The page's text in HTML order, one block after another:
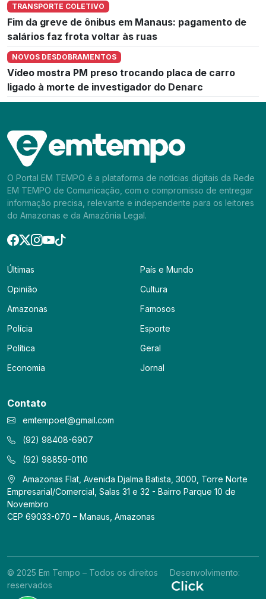
TRANSPORTE COLETIVO
Fim da greve de ônibus em Manaus: pagamento de
salários faz frota voltar às ruas
NOVOS DESDOBRAMENTOS
Vídeo mostra PM preso trocando placa de carro
ligado à morte de investigador do Denarc
O Portal EM TEMPO é a plataforma de notícias digitais da Rede
EM TEMPO de Comunicação, com o compromisso de entregar
informação precisa, relevante e independente para os leitores
do Amazonas e da Amazônia Legal.
Últimas
Opinião
Amazonas
Polícia
Política
Economia
País e Mundo
Cultura
Famosos
Esporte
Geral
Jornal
Contato
emtempoet@gmail.com
(92) 98408-6907
(92) 98859-0110
Amazonas Flat, Avenida Djalma Batista, 3000, Torre Norte
Empresarial/Comercial, Salas 31 e 32 - Bairro Parque 10 de
Novembro
CEP 69033-070 – Manaus, Amazonas
© 2025 Em Tempo – Todos os direitos
reservados
Desenvolvimento: